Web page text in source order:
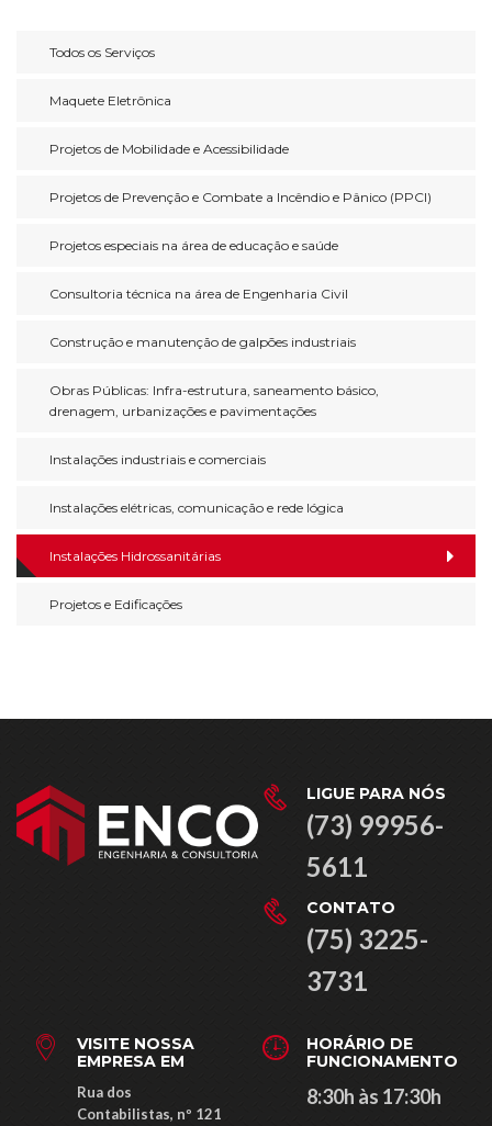
Todos os Serviços
Maquete Eletrônica
Projetos de Mobilidade e Acessibilidade
Projetos de Prevenção e Combate a Incêndio e Pânico (PPCI)
Projetos especiais na área de educação e saúde
Consultoria técnica na área de Engenharia Civil
Construção e manutenção de galpões industriais
Obras Públicas: Infra-estrutura, saneamento básico,
drenagem, urbanizações e pavimentações
Instalações industriais e comerciais
Instalações elétricas, comunicação e rede lógica
Instalações Hidrossanitárias
Projetos e Edificações
LIGUE PARA NÓS
(73) 99956-
5611
CONTATO
(75) 3225-
3731
VISITE NOSSA
EMPRESA EM
Rua dos
Contabilistas, nº 121
HORÁRIO DE
FUNCIONAMENTO
8:30h às 17:30h